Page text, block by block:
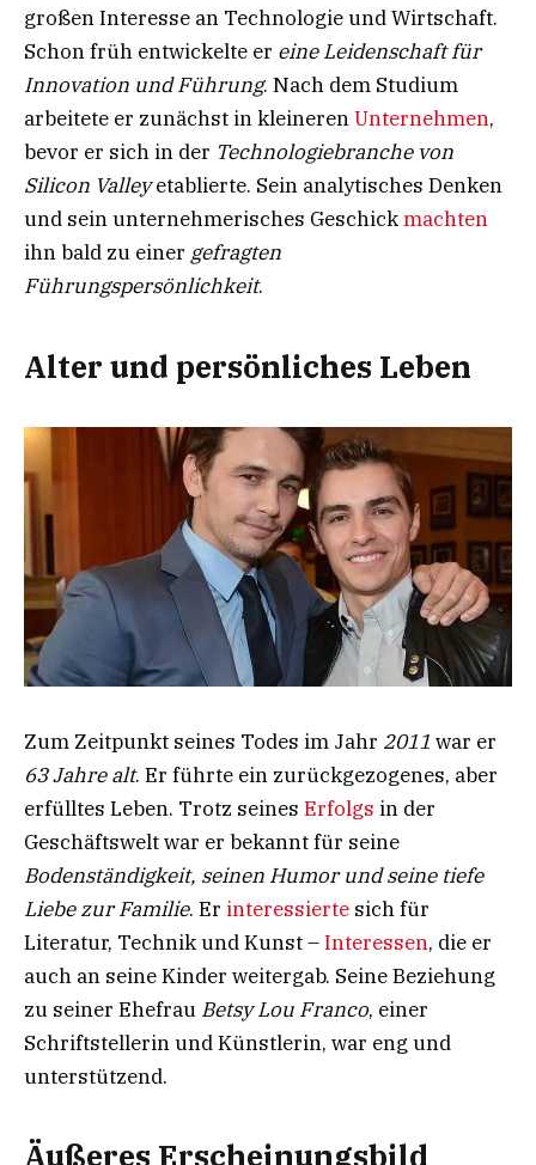
großen Interesse an Technologie und Wirtschaft.
Schon früh entwickelte er eine Leidenschaft für
Innovation und Führung. Nach dem Studium
arbeitete er zunächst in kleinerenUnternehmen,
bevor er sich in der Technologiebranche von
Silicon Valleyetablierte. Sein analytisches Denken
und sein unternehmerisches Geschickmachten
ihn bald zu einer gefragten
Führungspersönlichkeit.
Alter und persönliches Leben
Zum Zeitpunkt seines Todes im Jahr 2011 war er
63 Jahre alt. Er führte ein zurückgezogenes, aber
erfülltes Leben. Trotz seines Erfolgs in der
Geschäftswelt war er bekannt für seine
Bodenständigkeit, seinen Humor und seine tiefe
Liebe zur Familie. Er interessierte sich für
Literatur, Technik und Kunst –Interessen, die er
auch an seine Kinder weitergab. Seine Beziehung
zu seiner Ehefrau Betsy Lou Franco, einer
Schriftstellerin und Künstlerin, war eng und
unterstützend.
Äußeres Erscheinungsbild